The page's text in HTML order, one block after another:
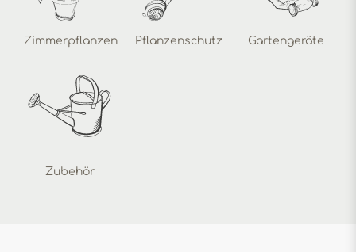
Zimmerpflanzen Pflanzenschutz Gartengeräte
Zubehör